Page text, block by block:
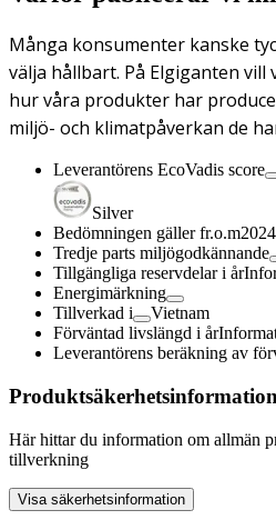
Många konsumenter kanske
välja hållbart. På Elgiganten
hur våra produkter har
miljö- och klimatpåverkan de
Leverantörens EcoVadis score
Silver
Bedömningen gäller fr.o.m2024
Tredje parts miljögodkännande
Tillgängliga reservdelar i år
Energimärkning
Tillverkad i
Vietnam
Förväntad livslängd i år
Leverantörens beräkning av
Produktsäkerhetsinformation
Här hittar du information om allmän
tillverkning
Visa säkerhetsinformation